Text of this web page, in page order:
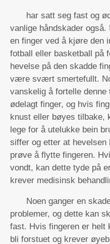
har satt seg fast og
vanlige håndskader
en finger ved å kjøre den
fotball eller basketball på
hevelse på den skadde
være svært smertefullt.
vanskelig å fortelle
ødelagt finger, og hvis
knust eller bøyes
lege for å utelukke bein
siffer og etter at
prøve å flytte fingeren.
vondt, kan dette tyde på
krever medisinsk
Noen ganger en
problemer, og dette kan
fast. Hvis fingeren er helt
bli forstuet og krever